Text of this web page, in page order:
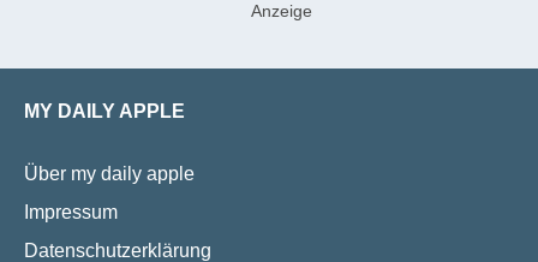
MY DAILY APPLE
Über my daily apple
Impressum
Datenschutzerklärung